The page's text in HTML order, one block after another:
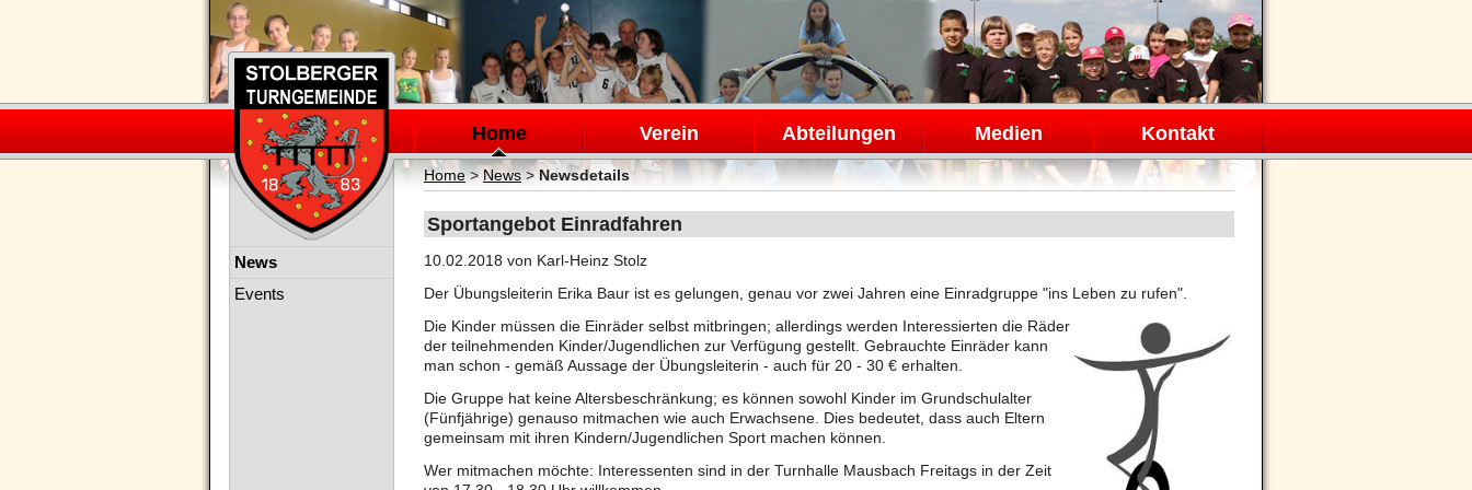
Navigation
überspringen
Home Verein Abteilungen Medien Kontakt
Home> News>Newsdetails
Sportangebot Einradfahren
10.02.2018 von Karl-Heinz Stolz
Der Übungsleiterin Erika Baur ist es gelungen, genau vor zwei Jahren eine Einradgruppe "ins Leben zu rufen".
Die Kinder müssen die Einräder selbst mitbringen; allerdings werden Interessierten die Räder
der teilnehmenden Kinder/Jugendlichen zur Verfügung gestellt. Gebrauchte Einräder kann
man schon - gemäß Aussage der Übungsleiterin - auch für 20 - 30 € erhalten.
Die Gruppe hat keine Altersbeschränkung; es können sowohl Kinder im Grundschulalter
(Fünfjährige) genauso mitmachen wie auch Erwachsene. Dies bedeutet, dass auch Eltern
gemeinsam mit ihren Kindern/Jugendlichen Sport machen können.
Wer mitmachen möchte: Interessenten sind in der Turnhalle Mausbach Freitags in der Zeit
Navigation
News
Events